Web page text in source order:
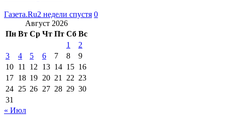
Газета.Ru2 недели спустя 0
Август 2026
Пн Вт Ср Чт Пт Сб Вс
1
2
3
4 5 6 7 8
9
10 11 12 13 14 15 16
17 18 19 20 21 22 23
24 25 26 27 28 29 30
31
« Июл